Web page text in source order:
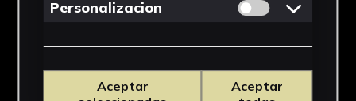
de Sevilla y Granada y que puede visitarse en
Universidad de Sevilla (CICUS).
Detrás de esta exposición se encuentra un